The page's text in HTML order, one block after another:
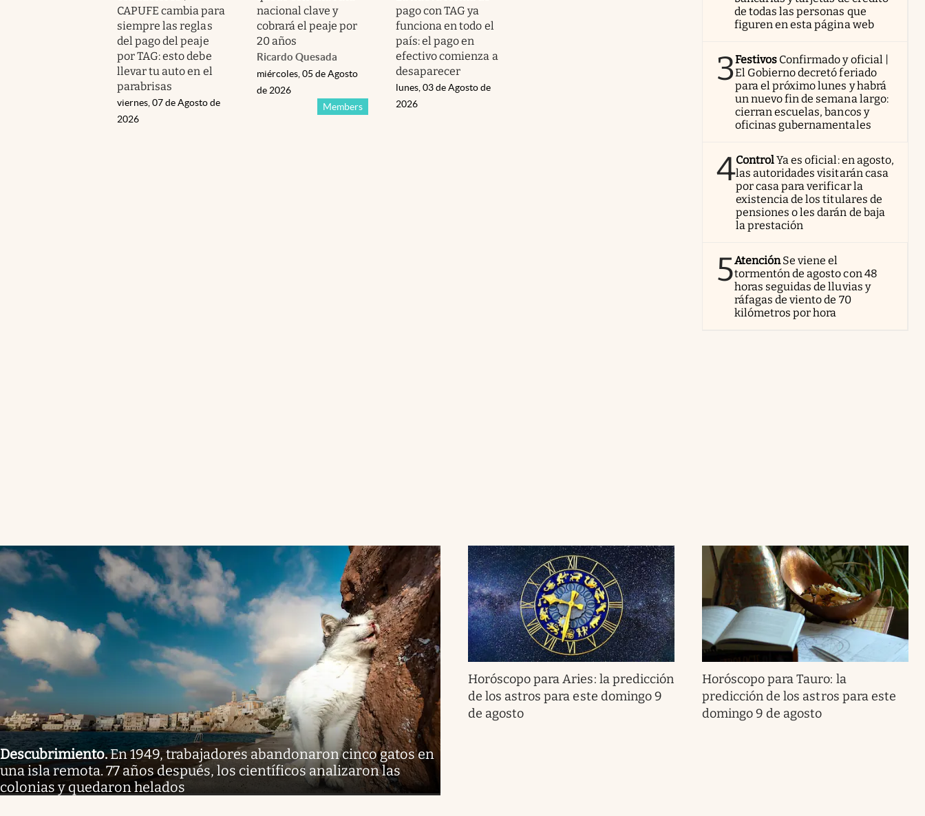
CAPUFE cambia para
siempre las reglas
del pago del peaje
por TAG: esto debe
llevar tu auto en el
parabrisas
viernes, 07 de Agosto de
2026
nacional clave y
cobrará el peaje por
20 años
Ricardo Quesada
Members
miércoles, 05 de Agosto
de 2026
pago con TAG ya
funciona en todo el
país: el pago en
efectivo comienza a
desaparecer
lunes, 03 de Agosto de
2026
de todas las personas que
figuren en esta página web
3Festivos Confirmado y oficial |
El Gobierno decretó feriado
para el próximo lunes y habrá
un nuevo fin de semana largo:
cierran escuelas, bancos y
oficinas gubernamentales
4ControlYa es oficial: en agosto,
las autoridades visitarán casa
por casa para verificar la
existencia de los titulares de
pensiones o les darán de baja
la prestación
5AtenciónSe viene el
tormentón de agosto con 48
horas seguidas de lluvias y
ráfagas de viento de 70
kilómetros por hora
Descubrimiento.En 1949, trabajadores abandonaron cinco gatos en
una isla remota. 77 años después, los científicos analizaron las
colonias y quedaron helados
Horóscopo para Aries: la predicción
de los astros para este domingo 9
de agosto
Horóscopo para Tauro: la
predicción de los astros para este
domingo 9 de agosto